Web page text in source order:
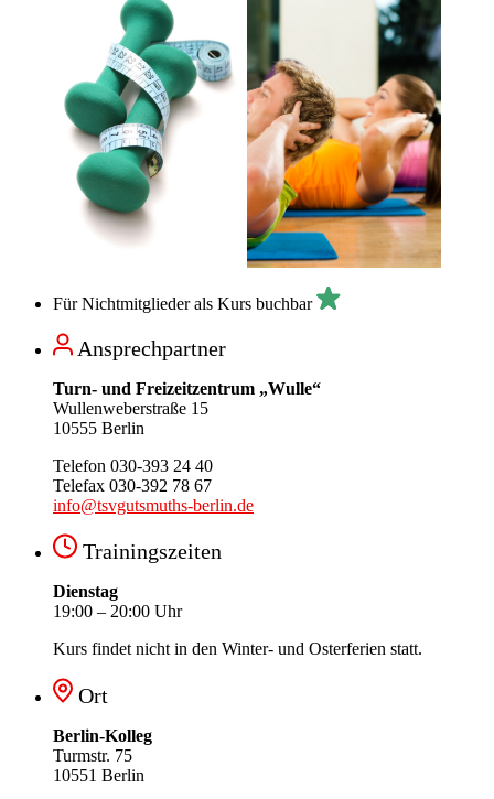
Für Nichtmitglieder als Kurs buchbar
Ansprechpartner
Turn- und Freizeitzentrum „Wulle“
Wullenweberstraße 15
10555 Berlin
Telefon 030-393 24 40
Telefax 030-392 78 67
info@tsvgutsmuths-berlin.de
Trainingszeiten
Dienstag
19:00 – 20:00 Uhr
Kurs findet nicht in den Winter- und Osterferien statt.
Ort
Berlin-Kolleg
Turmstr. 75
10551 Berlin